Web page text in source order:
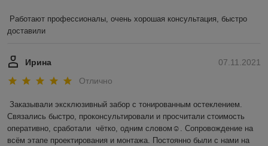
Работают профессионалы, очень хорошая консультация, быстро
доставили
07.11.2021
Ирина
Отлично
Заказывали эксклюзивный забор с тонированным остеклением.
Связались быстро, проконсультировали и просчитали стоимость
оперативно, сработали  чётко, одним словом☺️. Сопровождение на
всём этапе проектирования и монтажа. Постоянно были с нами на